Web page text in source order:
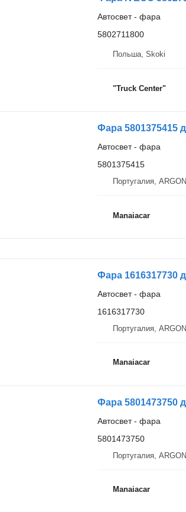
Автосвет - фара
5802711800
Польша, Skoki
"Truck Center"
Фара 5801375415
Автосвет - фара
5801375415
Португалия,
Manaiacar
Фара 1616317730
Автосвет - фара
1616317730
Португалия,
Manaiacar
Фара 5801473750
Автосвет - фара
5801473750
Португалия,
Manaiacar